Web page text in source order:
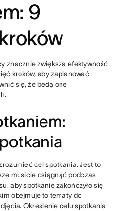
9
znacznie zwiększa efektywność
kroków, aby zaplanować
się, że będą one
cel spotkania. Jest to
musicie osiągnąć podczas
aby spotkanie zakończyło się
obejmuje to tematy do
Określenie celu spotkania